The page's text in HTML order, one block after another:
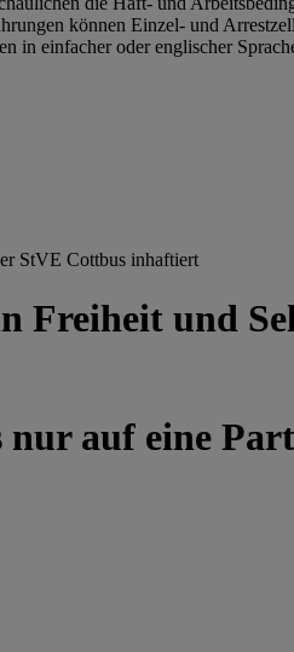
können Einzel- und
in einfacher oder englischer
StVE Cottbus inhaftiert
Freiheit und
auf eine